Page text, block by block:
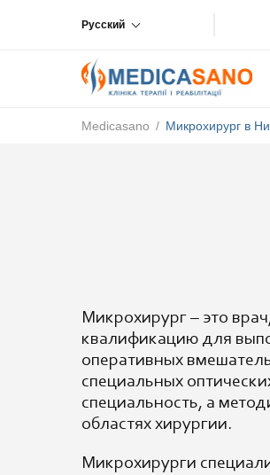
Русский
Medicasano / Микрохирург в
Микрохирург – это
квалификацию для
оперативных
специальных
специальность, а
областях хирургии.
Микрохирурги